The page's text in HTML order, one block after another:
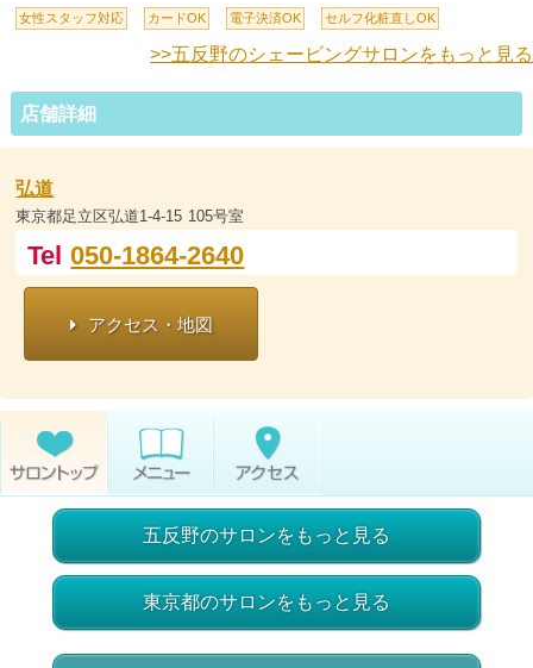
女性スタッフ対応 カードOK 電子決済OK セルフ化粧直しOK
>>五反野のシェービングサロンをもっと見る
店舗詳細
弘道
東京都足立区弘道1-4-15 105号室
Tel050-1864-2640
アクセス・地図
五反野のサロンをもっと見る
東京都のサロンをもっと見る